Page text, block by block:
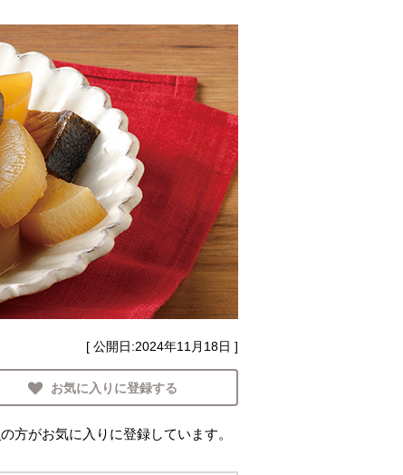
[ 公開日:2024年11月18日 ]
お気に入りに登録する
の方がお気に入りに登録しています。